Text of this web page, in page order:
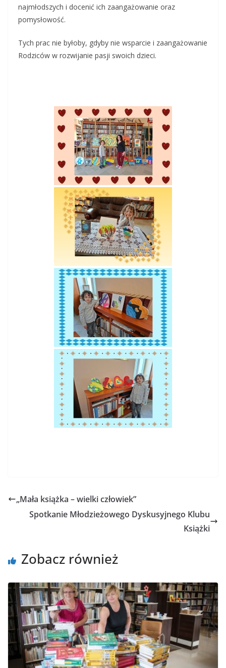
najmłodszych i docenić ich zaangażowanie oraz
pomysłowość.
Tych prac nie byłoby, gdyby nie wsparcie i zaangażowanie
Rodziców w rozwijanie pasji swoich dzieci.
„Mała książka – wielki człowiek”
Spotkanie Młodzieżowego Dyskusyjnego Klubu
Książki
Zobacz również